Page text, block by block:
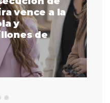
vence a la
y
de